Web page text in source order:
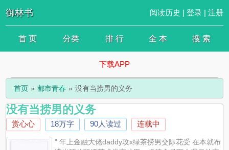
御林书 阅读历史 | 登录| 注册
首 页 分类 排 行 全 本 搜 索
下载APP
首页 都市青春 没有当捞男的义务
没有当捞男的义务
赏心心 18万字 90人读过 连载中
" 年上金融大佬daddy攻x绿茶捞男交际花受 在本就布